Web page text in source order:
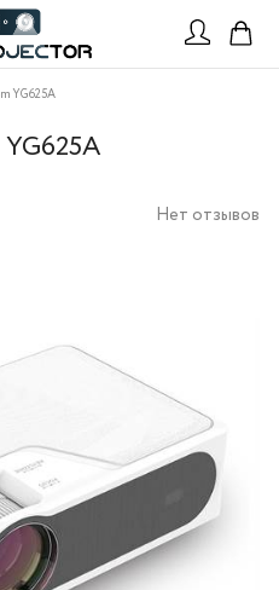
YG625A
Нет отзывов